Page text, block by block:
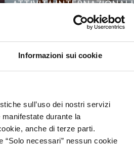
Informazioni sui cookie
sull’uso dei nostri servizi
durante la
anche di terze parti.
“Solo necessari” nessun cookie
ATTIVITÀ INTERNAZIONALI